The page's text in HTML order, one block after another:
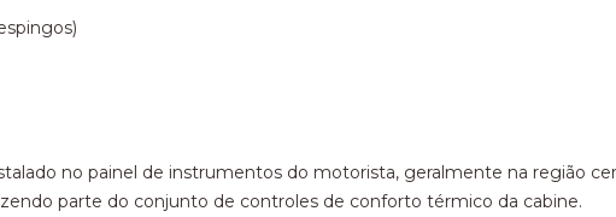
no painel de instrumentos do motorista, geralmente na região
parte do conjunto de controles de conforto térmico da cabine.